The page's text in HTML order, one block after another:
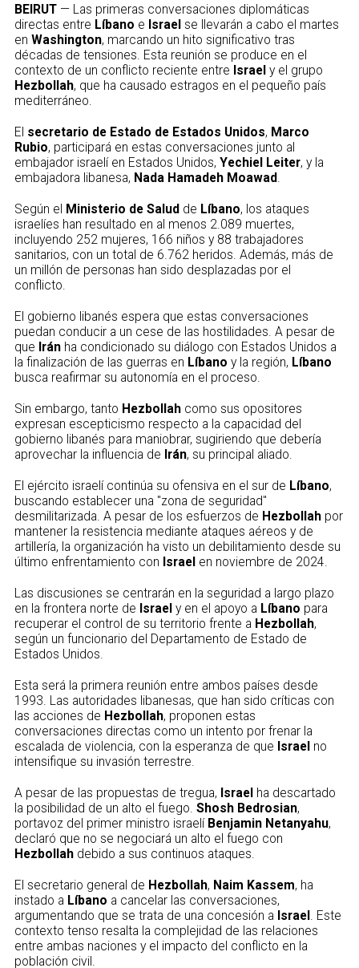
BEIRUT— Las primeras conversaciones diplomáticas
directas entre Líbano e Israelse llevarán a cabo el martes
en Washington, marcando un hito significativo tras
décadas de tensiones. Esta reunión se produce en el
contexto de un conflicto reciente entre Israely el grupo
Hezbollah, que ha causado estragos en el pequeño país
mediterráneo.
El secretario de Estado de Estados Unidos, Marco
Rubio, participará en estas conversaciones junto al
embajador israelí en Estados Unidos, Yechiel Leiter, y la
embajadora libanesa, Nada Hamadeh Moawad.
Según el Ministerio de Saludde Líbano, los ataques
israelíes han resultado en al menos 2.089 muertes,
incluyendo 252 mujeres, 166 niños y 88 trabajadores
sanitarios, con un total de 6.762 heridos. Además, más de
un millón de personas han sido desplazadas por el
conflicto.
El gobierno libanés espera que estas conversaciones
puedan conducir a un cese de las hostilidades. A pesar de
que Iránha condicionado su diálogo con Estados Unidos a
la finalización de las guerras en Líbano y la región, Líbano
busca reafirmar su autonomía en el proceso.
Sin embargo, tanto Hezbollahcomo sus opositores
expresan escepticismo respecto a la capacidad del
gobierno libanés para maniobrar, sugiriendo que debería
aprovechar la influencia de Irán, su principal aliado.
El ejército israelí continúa su ofensiva en el sur de Líbano,
buscando establecer una "zona de seguridad"
desmilitarizada. A pesar de los esfuerzos de Hezbollahpor
mantener la resistencia mediante ataques aéreos y de
artillería, la organización ha visto un debilitamiento desde su
último enfrentamiento con Israelen noviembre de 2024.
Las discusiones se centrarán en la seguridad a largo plazo
en la frontera norte de Israely en el apoyo a Líbano para
recuperar el control de su territorio frente a Hezbollah,
según un funcionario del Departamento de Estado de
Estados Unidos.
Esta será la primera reunión entre ambos países desde
1993. Las autoridades libanesas, que han sido críticas con
las acciones de Hezbollah, proponen estas
conversaciones directas como un intento por frenar la
escalada de violencia, con la esperanza de que Israelno
intensifique su invasión terrestre.
A pesar de las propuestas de tregua, Israelha descartado
la posibilidad de un alto el fuego. Shosh Bedrosian,
portavoz del primer ministro israelí Benjamin Netanyahu,
declaró que no se negociará un alto el fuego con
Hezbollahdebido a sus continuos ataques.
El secretario general de Hezbollah, Naim Kassem, ha
instado a Líbano a cancelar las conversaciones,
argumentando que se trata de una concesión a Israel. Este
contexto tenso resalta la complejidad de las relaciones
entre ambas naciones y el impacto del conflicto en la
población civil.